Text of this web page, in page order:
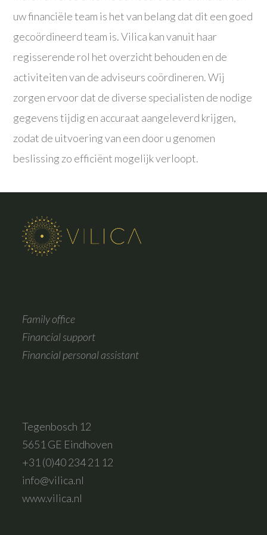
uw financiële team is het van belang dat dit een goed
gecoördineerd team is. Vilica kan vanuit haar
regisserende rol het overzicht behouden en de
activiteiten van de adviseurs coördineren. Wij
zorgen ervoor dat de diverse specialisten de nodige
gegevens tijdig en accuraat aangeleverd krijgen,
zodat de uitvoering van een door u genomen
beslissing zo efficiënt mogelijk verloopt.
Family office
Financial support
Financial personal assistant
Tegenbosch 12
5651 GE Eindhoven
+31 (0)40 234 21 12
info@vilica.nl
www.vilica.nl